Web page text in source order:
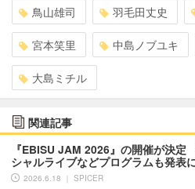
鳥山雄司 羽毛田丈史
宮本笑里 中島ノブユキ
大島ミチル
関連記事
『EBISU JAM 2026』の開催が決
シャルライブなどプログラムも発表
2026.6.18 ｜ SPICER